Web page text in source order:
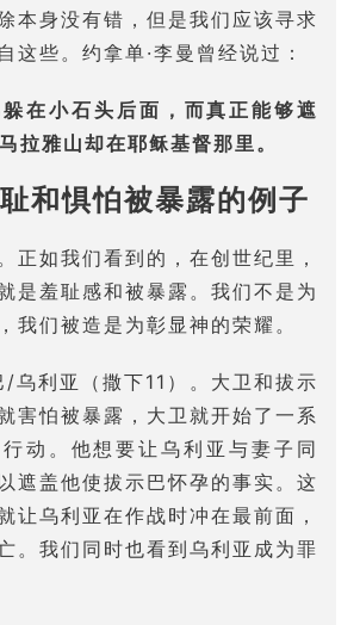
本身没有错，但是我们应该寻求
这些。约拿单·李曼曾经说过：
在小石头后面，而真正能够遮
拉雅山却在耶稣基督那里。
和惧怕被暴露的例子
正如我们看到的，在创世纪里，
是羞耻感和被暴露。我们不是为
我们被造是为彰显神的荣耀。
乌利亚（撒下11）。大卫和拔示
害怕被暴露，大卫就开始了一系
动。他想要让乌利亚与妻子同
遮盖他使拔示巴怀孕的事实。这
让乌利亚在作战时冲在最前面，
。我们同时也看到乌利亚成为罪